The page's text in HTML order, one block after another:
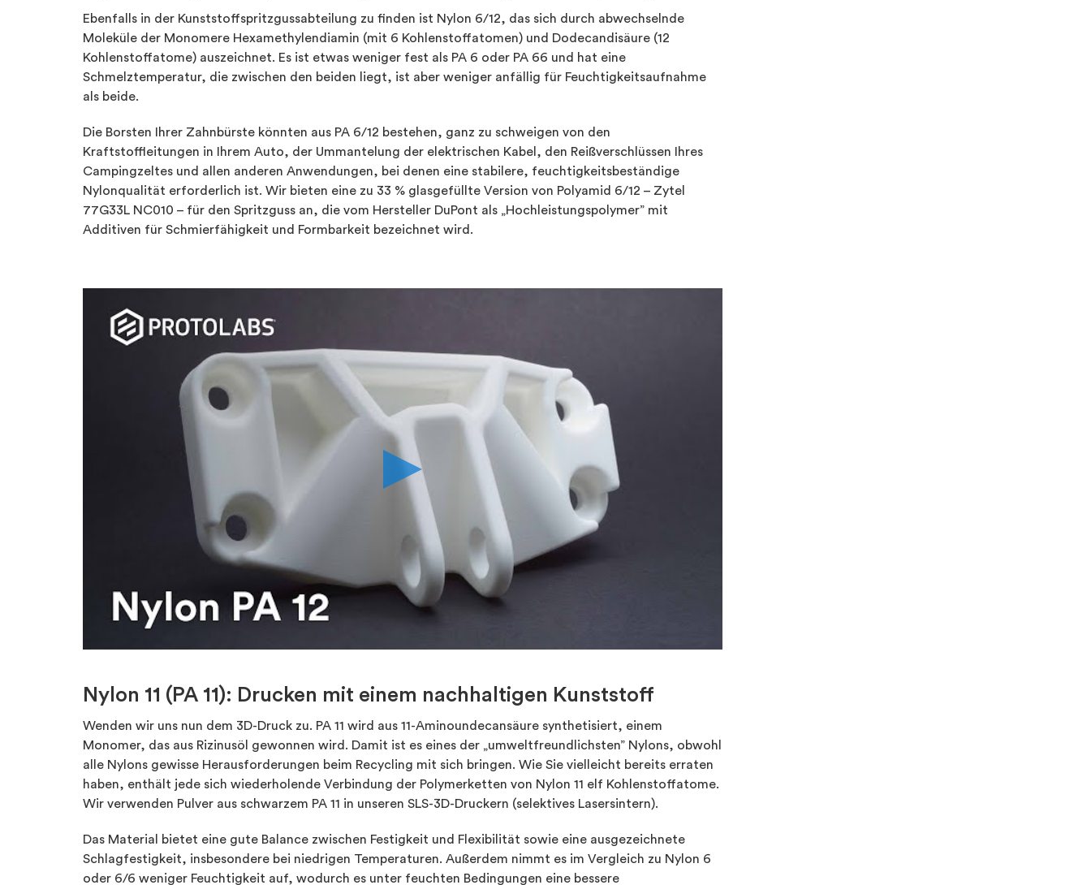
Ebenfalls in der Kunststoffspritzgussabteilung zu finden ist Nylon 6/12, das sich durch abwechselnde
Moleküle der Monomere Hexamethylendiamin (mit 6 Kohlenstoffatomen) und Dodecandisäure (12
Kohlenstoffatome) auszeichnet. Es ist etwas weniger fest als PA 6 oder PA 66 und hat eine
Schmelztemperatur, die zwischen den beiden liegt, ist aber weniger anfällig für Feuchtigkeitsaufnahme
als beide.
Die Borsten Ihrer Zahnbürste könnten aus PA 6/12 bestehen, ganz zu schweigen von den
Kraftstoffleitungen in Ihrem Auto, der Ummantelung der elektrischen Kabel, den Reißverschlüssen Ihres
Campingzeltes und allen anderen Anwendungen, bei denen eine stabilere, feuchtigkeitsbeständige
Nylonqualität erforderlich ist. Wir bieten eine zu 33 % glasgefüllte Version von Polyamid 6/12 – Zytel
77G33L NC010 – für den Spritzguss an, die vom Hersteller DuPont als „Hochleistungspolymer” mit
Additiven für Schmierfähigkeit und Formbarkeit bezeichnet wird.
Nylon 11 (PA 11): Drucken mit einem nachhaltigen Kunststoff
Wenden wir uns nun dem 3D-Druck zu. PA 11 wird aus 11-Aminoundecansäure synthetisiert, einem
Monomer, das aus Rizinusöl gewonnen wird. Damit ist es eines der „umweltfreundlichsten” Nylons, obwohl
alle Nylons gewisse Herausforderungen beim Recycling mit sich bringen. Wie Sie vielleicht bereits erraten
haben, enthält jede sich wiederholende Verbindung der Polymerketten von Nylon 11 elf Kohlenstoffatome.
Wir verwenden Pulver aus schwarzem PA 11 in unseren SLS-3D-Druckern (selektives Lasersintern).
Das Material bietet eine gute Balance zwischen Festigkeit und Flexibilität sowie eine ausgezeichnete
Schlagfestigkeit, insbesondere bei niedrigen Temperaturen. Außerdem nimmt es im Vergleich zu Nylon 6
oder 6/6 weniger Feuchtigkeit auf, wodurch es unter feuchten Bedingungen eine bessere